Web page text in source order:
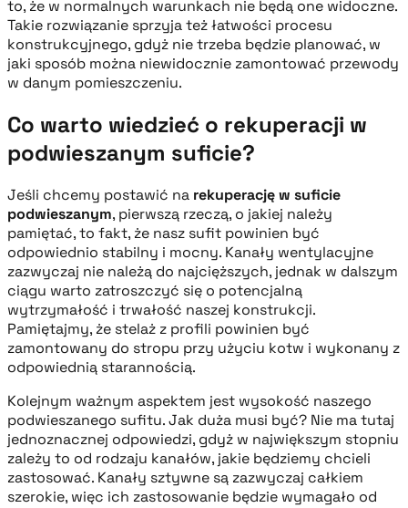
to, że w normalnych warunkach nie będą one widoczne.
Takie rozwiązanie sprzyja też łatwości procesu
konstrukcyjnego, gdyż nie trzeba będzie planować, w
jaki sposób można niewidocznie zamontować przewody
w danym pomieszczeniu.
Co warto wiedzieć o rekuperacji w
podwieszanym suficie?
Jeśli chcemy postawić na rekuperację w suficie
podwieszanym, pierwszą rzeczą, o jakiej należy
pamiętać, to fakt, że nasz sufit powinien być
odpowiednio stabilny i mocny. Kanały wentylacyjne
zazwyczaj nie należą do najcięższych, jednak w dalszym
ciągu warto zatroszczyć się o potencjalną
wytrzymałość i trwałość naszej konstrukcji.
Pamiętajmy, że stelaż z profili powinien być
zamontowany do stropu przy użyciu kotw i wykonany z
odpowiednią starannością.
Kolejnym ważnym aspektem jest wysokość naszego
podwieszanego sufitu. Jak duża musi być? Nie ma tutaj
jednoznacznej odpowiedzi, gdyż w największym stopniu
zależy to od rodzaju kanałów, jakie będziemy chcieli
zastosować. Kanały sztywne są zazwyczaj całkiem
szerokie, więc ich zastosowanie będzie wymagało od